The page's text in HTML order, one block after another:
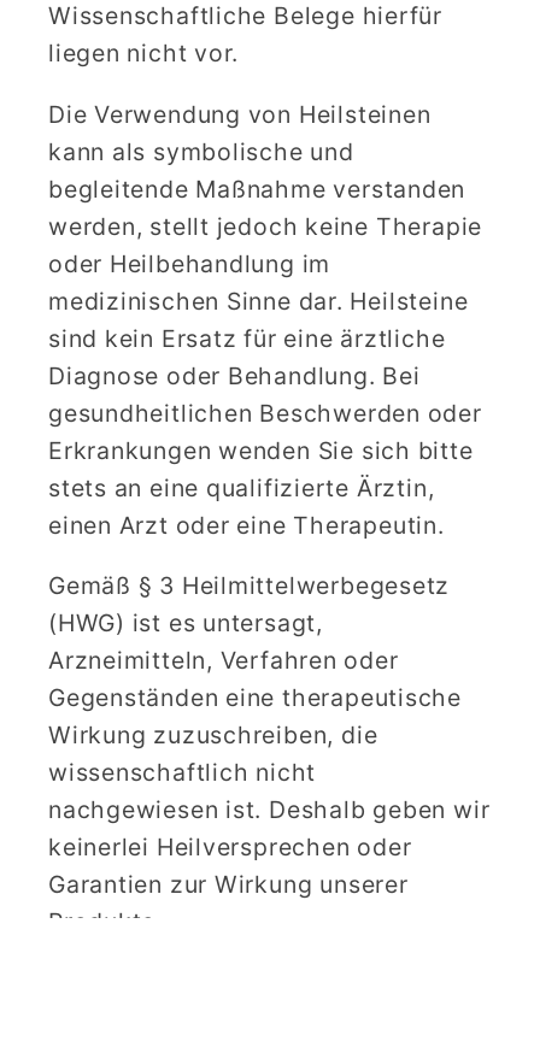
Wissenschaftliche Belege hierfür
liegen nicht vor.
Die Verwendung von Heilsteinen
kann als symbolische und
begleitende Maßnahme verstanden
werden, stellt jedoch keine Therapie
oder Heilbehandlung im
medizinischen Sinne dar. Heilsteine
sind kein Ersatz für eine ärztliche
Diagnose oder Behandlung. Bei
gesundheitlichen Beschwerden oder
Erkrankungen wenden Sie sich bitte
stets an eine qualifizierte Ärztin,
einen Arzt oder eine Therapeutin.
Gemäß § 3 Heilmittelwerbegesetz
(HWG) ist es untersagt,
Arzneimitteln, Verfahren oder
Gegenständen eine therapeutische
Wirkung zuzuschreiben, die
wissenschaftlich nicht
nachgewiesen ist. Deshalb geben wir
keinerlei Heilversprechen oder
Garantien zur Wirkung unserer
Produkte.